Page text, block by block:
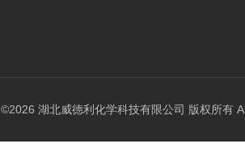
©2026 湖北威德利化学科技有限公司 版权所有